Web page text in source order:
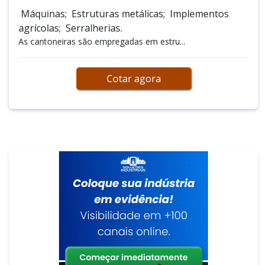
Máquinas; Estruturas metálicas; Implementos
agrícolas; Serralherias.
As cantoneiras são empregadas em estru...
Cotar agora